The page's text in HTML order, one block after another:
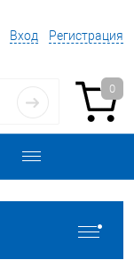
Вход Регистрация
0